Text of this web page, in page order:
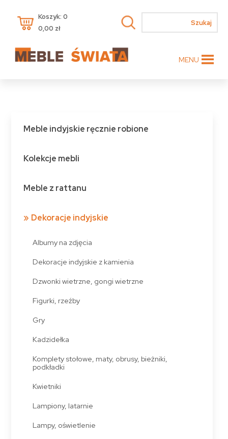
Koszyk: 0
0,00 zł
MENU
Meble indyjskie ręcznie robione
Kolekcje mebli
Meble z rattanu
Dekoracje indyjskie
Albumy na zdjęcia
Dekoracje indyjskie z kamienia
Dzwonki wietrzne, gongi wietrzne
Figurki, rzeźby
Gry
Kadzidełka
Komplety stołowe, maty, obrusy, bieżniki,
podkładki
Kwietniki
Lampiony, latarnie
Lampy, oświetlenie